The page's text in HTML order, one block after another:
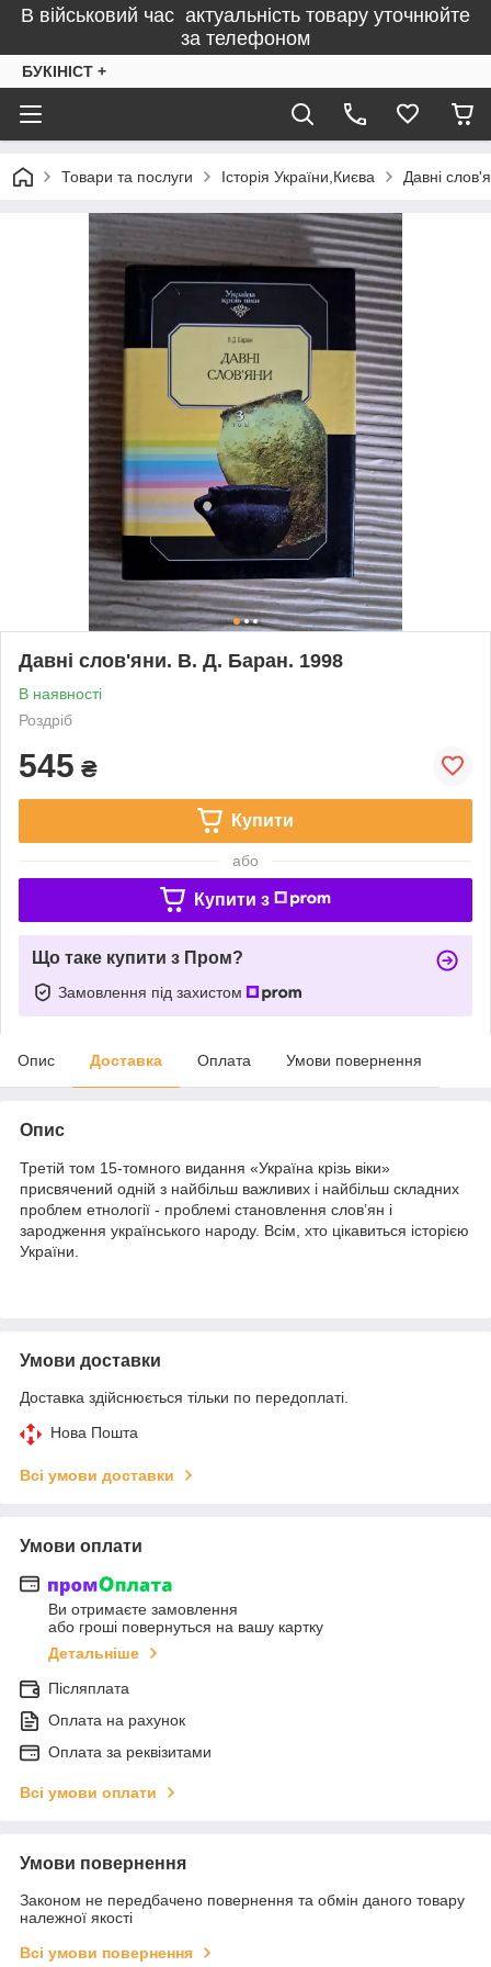
В військовий час актуальність товару уточнюйте
за телефоном
БУКІНІСТ +
Товари та послуги Історія України,Києва Давні
Давні слов'яни. В. Д. Баран. 1998
В наявності
Роздріб
545 ₴
Купити
або
Купити з
Що таке купити з Пром?
Замовлення під захистом
Опис Доставка Оплата Умови повернення
Опис
Третій том 15-томного видання «Україна крізь віки»
присвячений одній з найбільш важливих і найбільш складних
проблем етнології - проблемі становлення слов’ян і
зародження українського народу. Всім, хто цікавиться історією
України.
Умови доставки
Доставка здійснюється тільки по передоплаті.
Нова Пошта
Всі умови доставки
Умови оплати
Ви отримаєте замовлення
або гроші повернуться на вашу картку
Детальніше
Післяплата
Оплата на рахунок
Оплата за реквізитами
Всі умови оплати
Умови повернення
Законом не передбачено повернення та обмін даного товару
належної якості
Всі умови повернення